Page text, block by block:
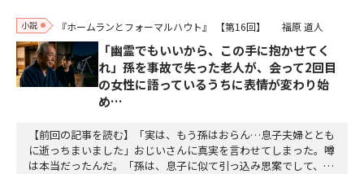
小説 『ホームランとフォーマルハウト』 【第16回】 福原 道人
「幽霊でもいいから、この手に抱かせてく
れ」孫を事故で失った老人が、会って2回目
の女性に語っているうちに表情が変わり始
め…
【前回の記事を読む】「実は、もう孫はおらん…息子夫婦ととも
に逝っちまいました」おじいさんに真実を言わせてしまった。噂
は本当だったんだ。「孫は、息子に似て引っ込み思案でして、身